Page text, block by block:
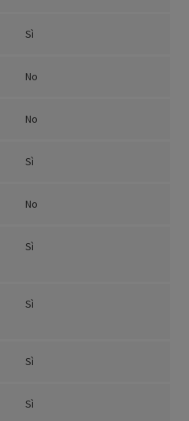
Sì
No
No
Sì
No
Sì
Sì
Sì
Sì